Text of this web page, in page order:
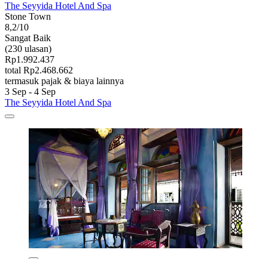
The Seyyida Hotel And Spa
Stone Town
8,2/10
Sangat Baik
(230 ulasan)
Rp1.992.437
total Rp2.468.662
termasuk pajak & biaya lainnya
3 Sep - 4 Sep
The Seyyida Hotel And Spa